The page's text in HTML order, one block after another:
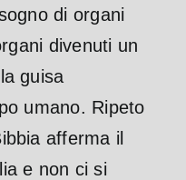
di organi
divenuti un
guisa
umano. Ripeto
afferma il
e non ci si